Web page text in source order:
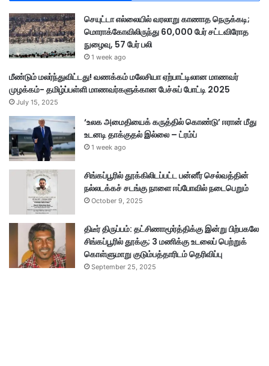
ந
ட
வ
டி
கை
செயுட்டா எல்லையில் வரலாறு காணாத நெருக்கடி;
மொராக்கோவிலிருந்து 60,000 பேர் சட்டவிரோத
நுழைவு, 57 பேர் பலி
1 week ago
மீண்டும் மலர்ந்துவிட்டது! வணக்கம் மலேசியா ஏற்பாட்டிலான மாணவர்
முழக்கம்- தமிழ்ப்பள்ளி மாணவர்களுக்கான பேச்சுப் போட்டி 2025
July 15, 2025
‘உலக அமைதியைக் கருத்தில் கொண்டு’ ஈரான் மீது
உடனடி தாக்குதல் இல்லை – ட்ரம்ப்
1 week ago
சிங்கப்பூரில் தூக்கிலிடப்பட்ட பன்னீர் செல்வத்தின்
நல்லடக்கச் சடங்கு நாளை ஈப்போவில் நடைபெறும்
October 9, 2025
திடீர் திருப்பம்: தட்சிணாமூர்த்திக்கு இன்று பிற்பகலே
சிங்கப்பூரில் தூக்கு; 3 மணிக்கு உடலைப் பெற்றுக்
கொள்ளுமாறு குடும்பத்தாரிடம் தெரிவிப்பு
September 25, 2025